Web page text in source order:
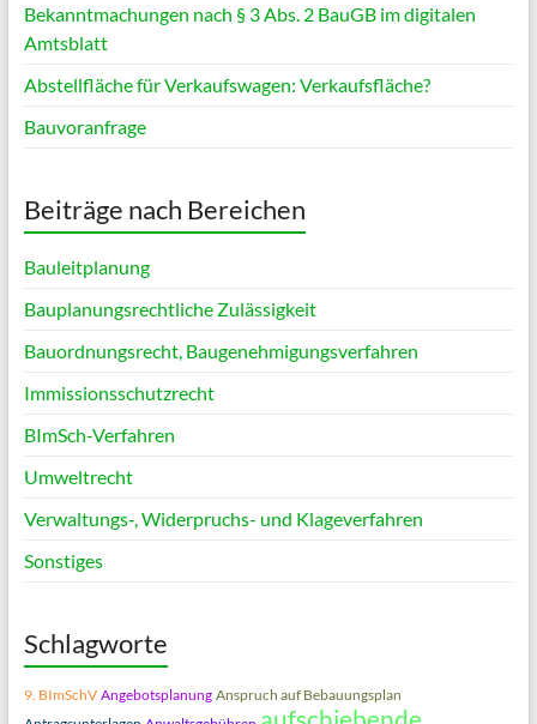
Bekanntmachungen nach § 3 Abs. 2 BauGB im digitalen
Amtsblatt
Abstellfläche für Verkaufswagen: Verkaufsfläche?
Bauvoranfrage
Beiträge nach Bereichen
Bauleitplanung
Bauplanungsrechtliche Zulässigkeit
Bauordnungsrecht, Baugenehmigungsverfahren
Immissionsschutzrecht
BImSch-Verfahren
Umweltrecht
Verwaltungs‑, Widerpruchs- und Klageverfahren
Sonstiges
Schlagworte
9. BImSchV Angebotsplanung Anspruch auf Bebauungsplan